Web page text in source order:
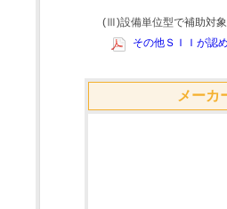
(Ⅲ)設備単位型で補助対
その他ＳＩＩが認
メーカ